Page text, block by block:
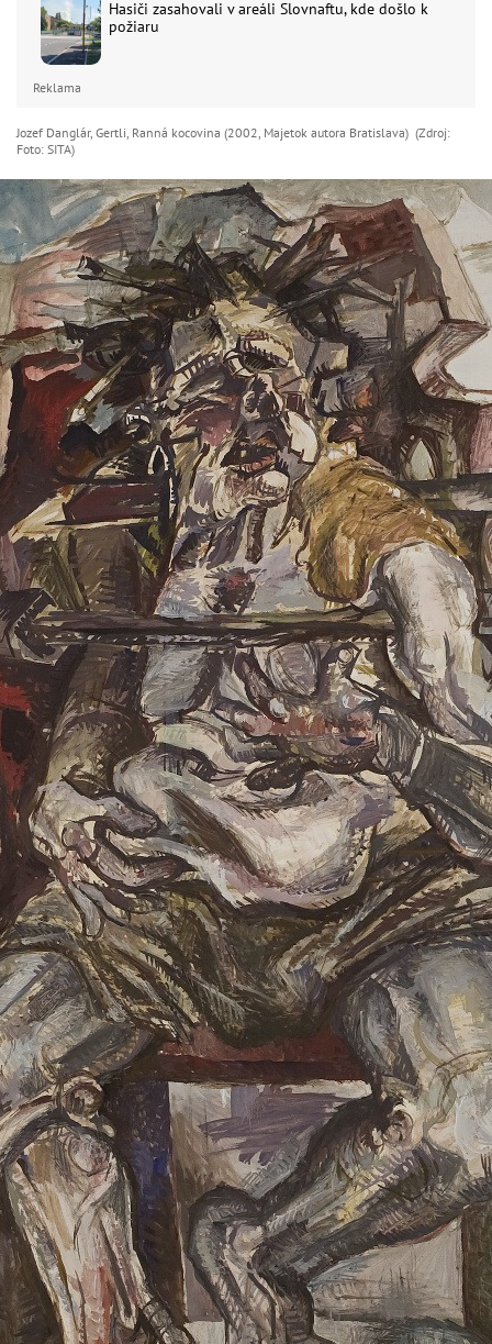
Hasiči zasahovali v areáli Slovnaftu, kde došlo k
požiaru
Reklama
Jozef Danglár, Gertli, Ranná kocovina (2002, Majetok autora Bratislava) (Zdroj:
Foto: SITA)